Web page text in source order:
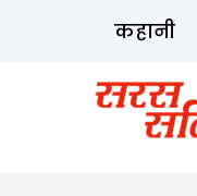
कहानी